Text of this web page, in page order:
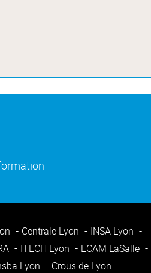
fenêtre)
Centrale Lyon
INSA Lyon
ITECH Lyon ECAM LaSalle
Lyon
Crous de Lyon